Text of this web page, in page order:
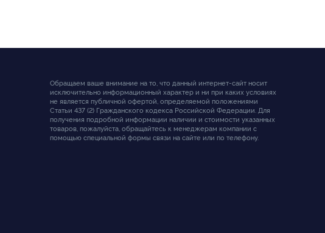
Обращаем ваше внимание на то, что данный интернет-сайт носит
исключительно информационный характер и ни при каких условиях
не является публичной офертой, определяемой положениями
Статьи 437 (2) Гражданского кодекса Российской Федерации. Для
получения подробной информации наличии и стоимости указанных
товаров, пожалуйста, обращайтесь к менеджерам компании с
помощью специальной формы связи на сайте или по телефону.